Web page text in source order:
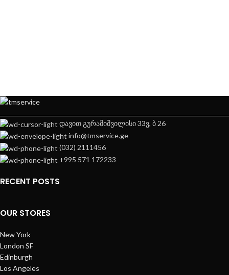
დავით გურამიშვილისი 33ვ, ბ 26
info@tmservice.ge
(032) 2111456
+995 571 172233
RECENT POSTS
OUR STORES
New York
London SF
Edinburgh
Los Angeles